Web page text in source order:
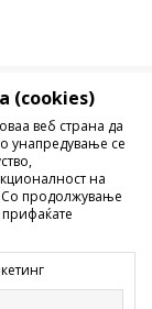
содржината од
целосно a се
содржини, ниту
(cookies)
веб страна да
унапредување се
на
Со продолжување